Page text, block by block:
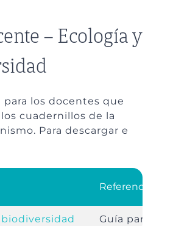
– Ecología y
los docentes que
cuadernillos de la
Para descargar e
Referencia
Guía para el